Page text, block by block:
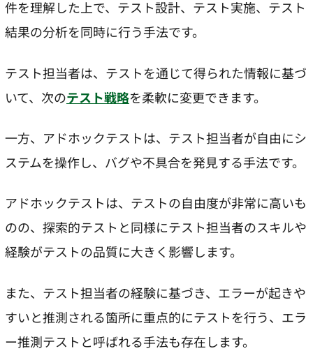
件を理解した上で、テスト設計、テスト実施、テスト
結果の分析を同時に行う手法です。
テスト担当者は、テストを通じて得られた情報に基づ
いて、次のテスト戦略を柔軟に変更できます。
一方、アドホックテストは、テスト担当者が自由にシ
ステムを操作し、バグや不具合を発見する手法です。
アドホックテストは、テストの自由度が非常に高いも
のの、探索的テストと同様にテスト担当者のスキルや
経験がテストの品質に大きく影響します。
また、テスト担当者の経験に基づき、エラーが起きや
すいと推測される箇所に重点的にテストを行う、エラ
ー推測テストと呼ばれる手法も存在します。